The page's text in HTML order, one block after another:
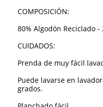
COMPOSICIÓN:
80% Algodón Reciclado
CUIDADOS:
Prenda de muy fácil
Puede lavarse en
grados.